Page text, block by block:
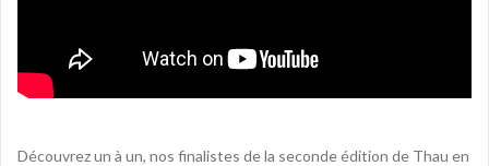
Découvrez un à un, nos finalistes de la seconde édition de Thau en